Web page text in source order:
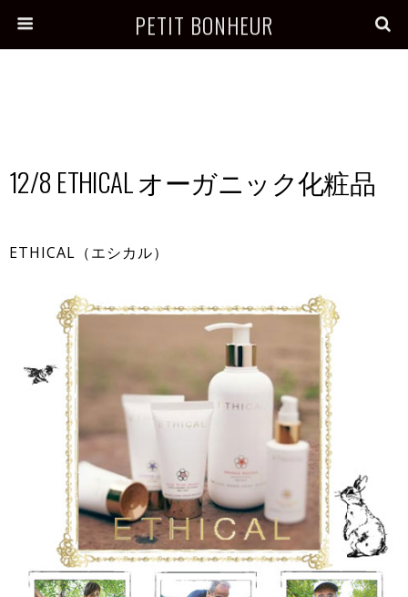
PETIT BONHEUR
12/8 ETHICAL オーガニック化粧品
ETHICAL（エシカル）